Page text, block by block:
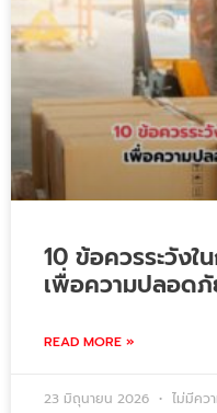
10 ข้อควรระวังใ
เพื่อความปลอด
READ MORE »
23 มิถุนายน 2026 ไม่มีคว